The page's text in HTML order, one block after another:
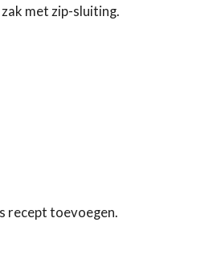
met zip-sluiting.
recept toevoegen.